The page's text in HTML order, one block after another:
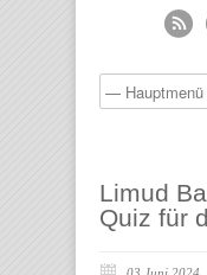
Limud
Quiz für